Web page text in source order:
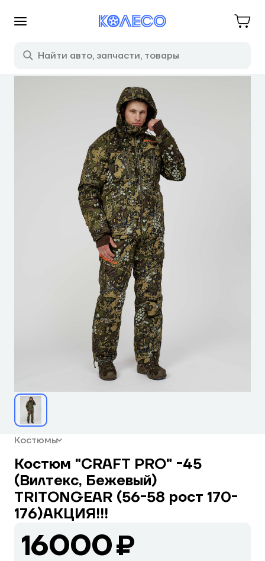
Костюмы
Костюм "CRAFT PRO" -45
(Вилтекс, Бежевый)
TRITONGEAR (56-58 рост 170-
176)АКЦИЯ!!!
16000 ₽